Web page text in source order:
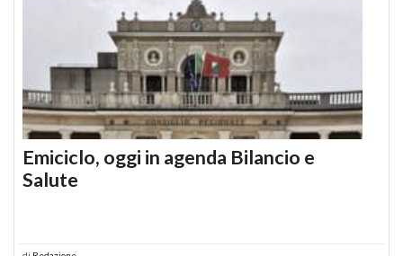
Emiciclo, oggi in agenda Bilancio e
Salute